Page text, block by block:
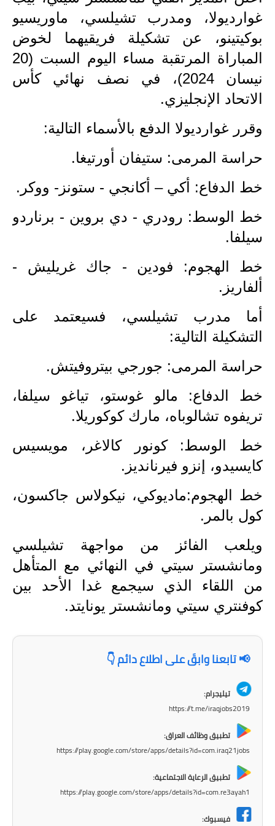
الاخبار الاقتصادية
الاخبار الرياضية
المدارس
نتائج الامتحانات
المرحلة الابتدائية
المرحلة المتوسطة
المرحلة الاعدادية
المرحلة الابتدائية
مرشحات
المرحلة الابتدائية
المرحلة المتوسطة
المرحلة الاعدادية
كتب مدرسية
المرحلة الابتدائية
المرحلة الاعدادية
ملازم دراسية
المرحلة الابتدائية
المرحلة المتوسطة
غوارديولا، ومدرب تشيلسي، ماوريسيو
بوكيتينو، عن تشكيلة فريقيهما لخوض
المباراة المرتقبة مساء اليوم السبت (20
نيسان 2024)، في نصف نهائي كأس
الاتحاد الإنجليزي.
وقرر غوارديولا الدفع بالأسماء التالية:
حراسة المرمى: ستيفان أورتيغا.
خط الدفاع: أكي – أكانجي - ستونز- ووكر.
خط الوسط: رودري - دي بروين - برناردو
سيلفا.
خط الهجوم: فودين - جاك غريليش -
ألفاريز.
أما مدرب تشيلسي، فسيعتمد على
التشكيلة التالية:
حراسة المرمى: جورجي بيتروفيتش.
خط الدفاع: مالو غوستو، تياغو سيلفا،
تريفوه تشالوباه، مارك كوكوريلا.
خط الوسط: كونور كالاغر، مويسيس
كايسيدو، إنزو فيرنانديز.
خط الهجوم:ماديوكي، نيكولاس جاكسون،
كول بالمر.
ويلعب الفائز من مواجهة تشيلسي
ومانشستر سيتي في النهائي مع المتأهل
من اللقاء الذي سيجمع غدا الأحد بين
كوفنتري سيتي ومانشستر يونايتد.
📢 تابعنا وابقَ على اطلاع دائم 👇
تيليجرام:
https://t.me/iraqjobs2019
تطبيق وظائف العراق:
https://play.google.com/store/apps/details?id=com.iraq21jobs
تطبيق الرعاية الاجتماعية:
https://play.google.com/store/apps/details?id=com.re3ayah1
فيسبوك: